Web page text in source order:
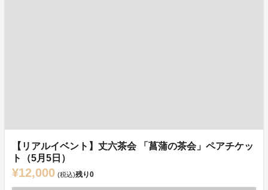
【リアルイベント】丈六茶会 「菖蒲の茶会」ペアチケッ
ト（5月5日）
¥12,000 (税込)残り0